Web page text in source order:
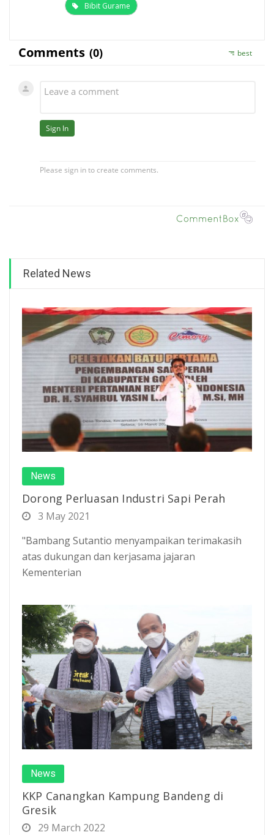
Bibit Gurame
Related News
News
Dorong Perluasan Industri Sapi Perah
3 May 2021
"Bambang Sutantio menyampaikan terimakasih
atas dukungan dan kerjasama jajaran
Kementerian
News
KKP Canangkan Kampung Bandeng di
Gresik
29 March 2022